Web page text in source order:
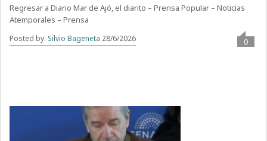
Regresar a Diario Mar de Ajó, el diarito – Prensa Popular – Noticias
Atemporales – Prensa
Posted by: Silvio Bageneta 28/6/2026 0